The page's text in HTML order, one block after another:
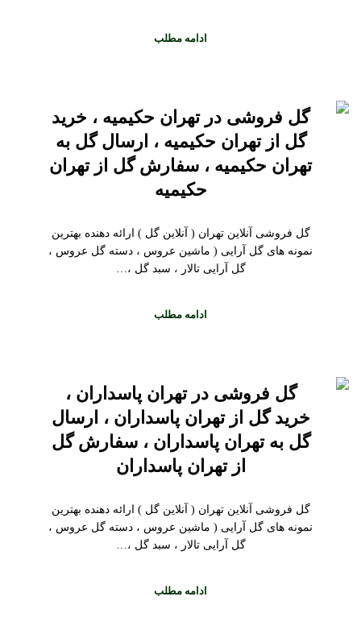
ادامه مطلب
گل فروشی در تهران حکیمیه ، خرید
گل از تهران حکیمیه ، ارسال گل به
تهران حکیمیه ، سفارش گل از تهران
حکیمیه
گل فروشی آنلاین تهران ( آنلاین گل ) ارائه دهنده بهترین
نمونه های گل آرایی ( ماشین عروس ، دسته گل عروس ،
گل آرایی تالار ، سبد گل ،…
ادامه مطلب
گل فروشی در تهران پاسداران ،
خرید گل از تهران پاسداران ، ارسال
گل به تهران پاسداران ، سفارش گل
از تهران پاسداران
گل فروشی آنلاین تهران ( آنلاین گل ) ارائه دهنده بهترین
نمونه های گل آرایی ( ماشین عروس ، دسته گل عروس ،
گل آرایی تالار ، سبد گل ،…
ادامه مطلب